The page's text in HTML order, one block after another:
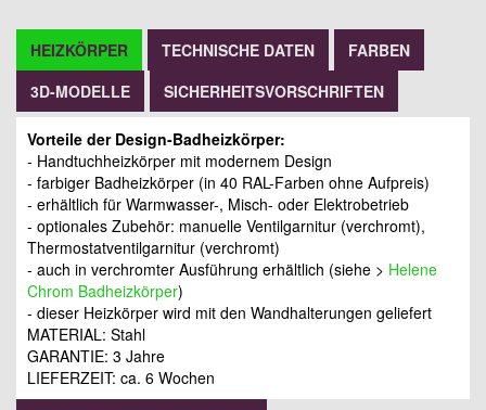
HEIZKÖRPER TECHNISCHE DATEN
FARBEN
3D-MODELLE
SICHERHEITSVORSCHRIFTEN
Vorteile der Design-Badheizkörper:
- Handtuchheizkörper mit modernem Design
- farbiger Badheizkörper (in 40 RAL-Farben ohne Aufpreis)
- erhältlich für Warmwasser-, Misch- oder Elektrobetrieb
- optionales Zubehör: manuelle Ventilgarnitur (verchromt),
Thermostatventilgarnitur (verchromt)
- auch in verchromter Ausführung erhältlich (siehe > Helene
Chrom Badheizkörper)
- dieser Heizkörper wird mit den Wandhalterungen geliefert
MATERIAL: Stahl
GARANTIE: 3 Jahre
LIEFERZEIT: ca. 6 Wochen